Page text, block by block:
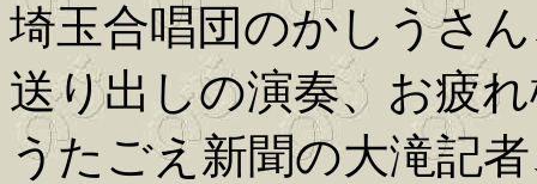
埼玉合唱団のかしうさ
送り出しの演奏、お疲
うたごえ新聞の大滝記